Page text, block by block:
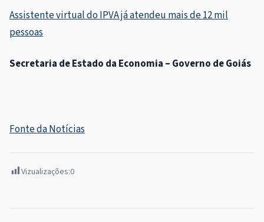
Assistente virtual do IPVA já atendeu mais de 12 mil
pessoas
Secretaria de Estado da Economia – Governo de Goiás
Fonte da Notícias
Vizualizações:0